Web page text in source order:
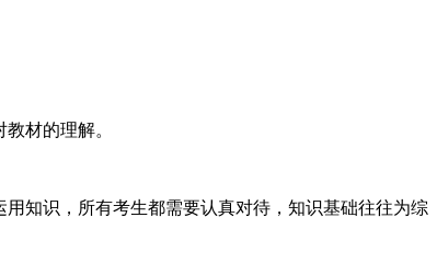
材的理解。
知识，所有考生都需要认真对待，知识基础往往为综